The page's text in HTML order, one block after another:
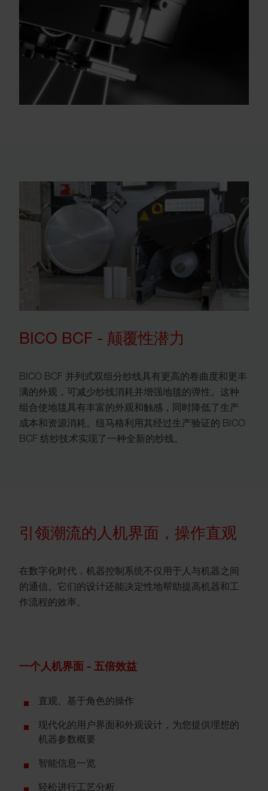
BICO BCF - 颠覆性潜力
BICO BCF 并列式双组分纱线具有更高的卷曲度和更丰
满的外观，可减少纱线消耗并增强地毯的弹性。这种
组合使地毯具有丰富的外观和触感，同时降低了生产
成本和资源消耗。纽马格利用其经过生产验证的 BICO
BCF 纺纱技术实现了一种全新的纱线。
引领潮流的人机界面，操作直观
在数字化时代，机器控制系统不仅用于人与机器之间
的通信。它们的设计还能决定性地帮助提高机器和工
作流程的效率。
一个人机界面 - 五倍效益
直观、基于角色的操作
现代化的用户界面和外观设计，为您提供理想的
机器参数概要
智能信息一览
轻松进行工艺分析